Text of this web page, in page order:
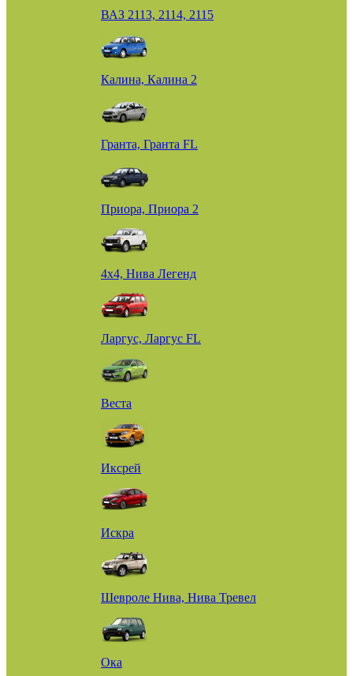
ВАЗ 2113, 2114, 2115
Калина, Калина 2
Гранта, Гранта FL
Приора, Приора 2
4х4, Нива Легенд
Ларгус, Ларгус FL
Веста
Иксрей
Искра
Шевроле Нива, Нива Тревел
Ока